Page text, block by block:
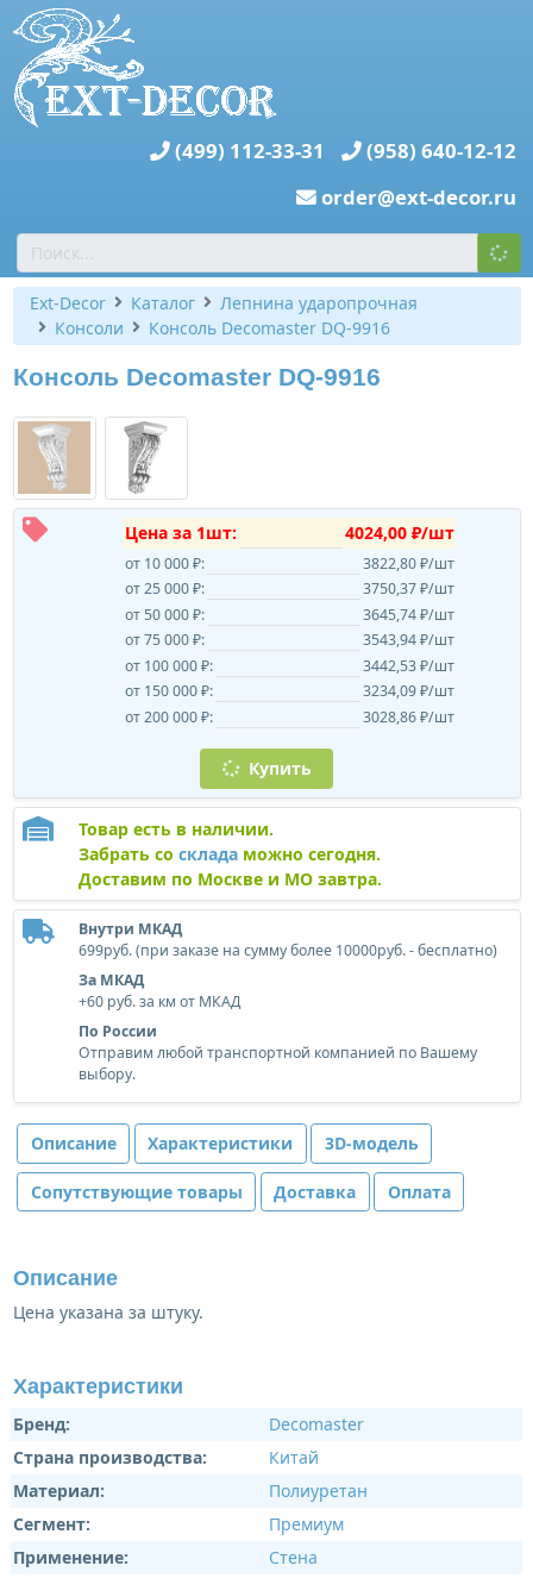
(499) 112-33-31
(958) 640-12-12
order@ext-decor.ru
Ext-Decor Каталог
Лепнина ударопрочная
Консоли
Консоль Decomaster DQ-9916
Консоль Decomaster DQ-9916
Цена за 1шт: 4024,00 ₽/шт
от 10 000 ₽:
3822,80 ₽/шт
от 25 000 ₽:
3750,37 ₽/шт
от 50 000 ₽:
3645,74 ₽/шт
от 75 000 ₽:
3543,94 ₽/шт
от 100 000 ₽:
3442,53 ₽/шт
от 150 000 ₽:
3234,09 ₽/шт
от 200 000 ₽:
3028,86 ₽/шт
Купить
Товар есть в наличии.
Забрать со складаможно сегодня.
Доставим по Москве и МО завтра.
Внутри МКАД
699руб. (при заказе на сумму более 10000руб. - бесплатно)
За МКАД
+60 руб. за км от МКАД
По России
Отправим любой транспортной компанией по Вашему
выбору.
Описание Характеристики 3D-модель
Сопутствующие товары Доставка Оплата
Описание
Цена указана за штуку.
Характеристики
Бренд:
Decomaster
Страна производства:
Китай
Материал:
Полиуретан
Сегмент:
Премиум
Применение:
Стена